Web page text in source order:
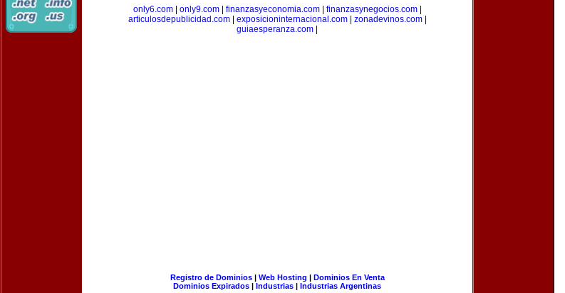
only6.com| only9.com| finanzasyeconomia.com| finanzasynegocios.com|
articulosdepublicidad.com| exposicioninternacional.com| zonadevinos.com|
guiaesperanza.com
Registro de Dominios| Web Hosting | Dominios En Venta
Dominios Expirados | Industrias | Industrias Argentinas